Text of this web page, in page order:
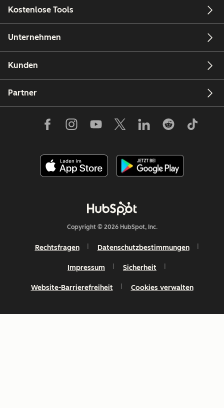
Kostenlose Tools
Unternehmen
Kunden
Partner
Copyright © 2026 HubSpot, Inc.
Rechtsfragen Datenschutzbestimmungen
Impressum Sicherheit
Website-Barrierefreiheit Cookies verwalten